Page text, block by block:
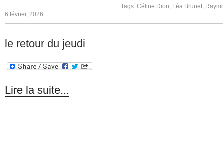
Tags: Céline Dion, Léa Brunet,
6 février, 2026
le retour du jeudi
Lire la suite...